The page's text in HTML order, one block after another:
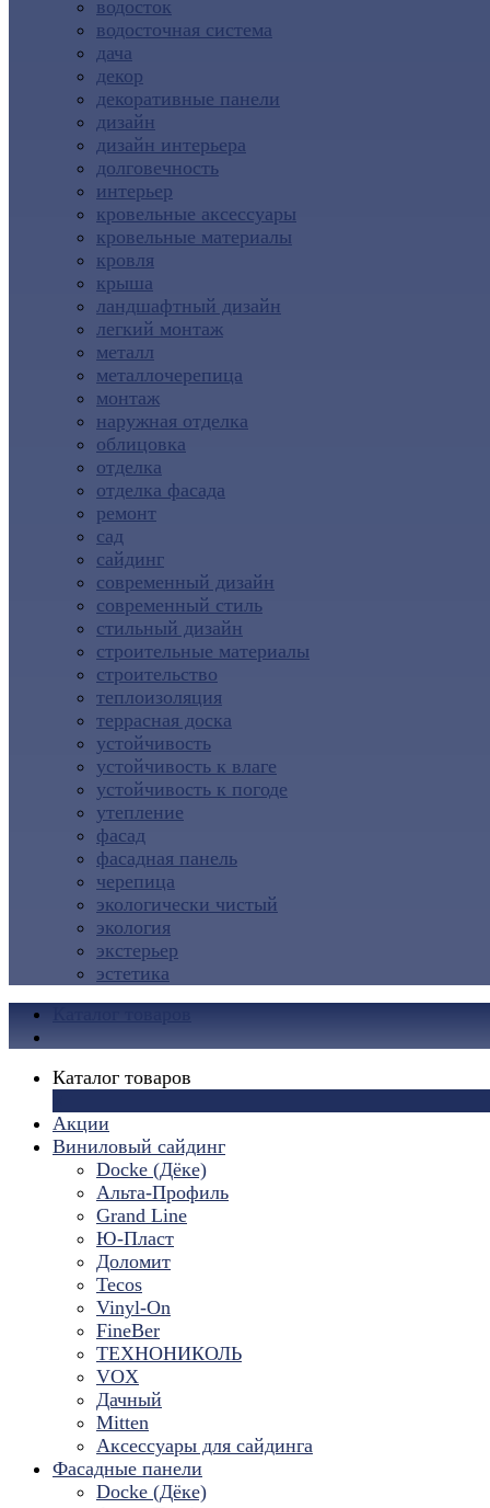
водосток
водосточная система
дача
декор
декоративные панели
дизайн
дизайн интерьера
долговечность
интерьер
кровельные аксессуары
кровельные материалы
кровля
крыша
ландшафтный дизайн
легкий монтаж
металл
металлочерепица
монтаж
наружная отделка
облицовка
отделка
отделка фасада
ремонт
сад
сайдинг
современный дизайн
современный стиль
стильный дизайн
строительные материалы
строительство
теплоизоляция
террасная доска
устойчивость
устойчивость к влаге
устойчивость к погоде
утепление
фасад
фасадная панель
черепица
экологически чистый
экология
экстерьер
эстетика
Каталог товаров
Акции
Виниловый сайдинг
Docke (Дёке)
Альта-Профиль
Grand Line
Ю-Пласт
Доломит
Tecos
Vinyl-On
FineBer
ТЕХНОНИКОЛЬ
VOX
Дачный
Mitten
Аксессуары для сайдинга
Фасадные панели
Docke (Дёке)